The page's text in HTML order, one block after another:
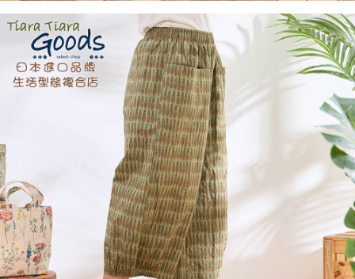
時審查核予不同之上限額度；若仍有額度不足之情形，本公司將視審查結果
請求用戶進行身份認證。
５．嚴禁一人註冊多個帳號或使用他人資訊註冊。若發現惡意使用之情形，
恩沛科技股份有限公司將有權停止該用戶之使用額度並採取法律行動。